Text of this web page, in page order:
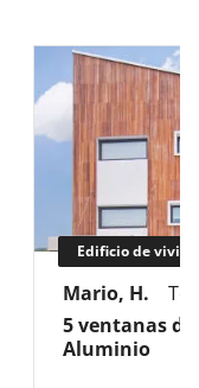
Edificio de
Mario, H.
5 ventanas de
Aluminio